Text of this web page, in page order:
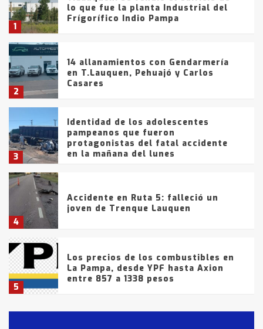
1
lo que fue la planta Industrial del
Frígorífico Indio Pampa
2
14 allanamientos con Gendarmería
en T.Lauquen, Pehuajó y Carlos
Casares
3
Identidad de los adolescentes
pampeanos que fueron
protagonistas del fatal accidente
en la mañana del lunes
4
Accidente en Ruta 5: falleció un
joven de Trenque Lauquen
5
Los precios de los combustibles en
La Pampa, desde YPF hasta Axion
entre 857 a 1338 pesos